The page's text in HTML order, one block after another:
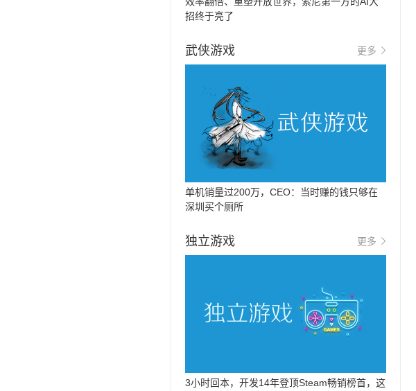
招终于亮了
武侠游戏 更多
单机销量过200万，CEO：当时赚的钱只够在
深圳买个厕所
独立游戏 更多
3小时回本，开发14年登顶Steam畅销榜首，这